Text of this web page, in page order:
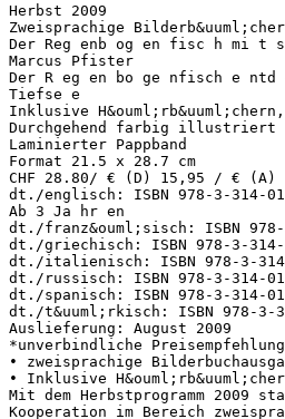
Herbst 2009
Zweisprachige Bilderb&uuml;cher
Der Reg enb og en fisc h mi t
Marcus Pfister
Der R eg en bo ge nfisch e ntd
Tiefse e
Inklusive
Durchgehend farbig illustriert
Laminierter Pappband
Format 21.5 x 28.7 cm
CHF 28.80/ € (D) 15,95 / € (A)
dt./englisch: ISBN 978-3-314-
Ab 3 Ja hr en
dt./franz&ouml;sisch: ISBN 978-
dt./griechisch: ISBN 978-3-314-
dt./italienisch: ISBN 978-3-
dt./russisch: ISBN 978-3-314-
dt./spanisch: ISBN 978-3-314-
dt./t&uuml;rkisch: ISBN 978-3-
Auslieferung: August 2009
*unverbindliche Preisempfehlung
• zweisprachige
• Inklusive H&ouml;rb&uuml;cher
Mit dem Herbstprogramm 2009
Kooperation im Bereich